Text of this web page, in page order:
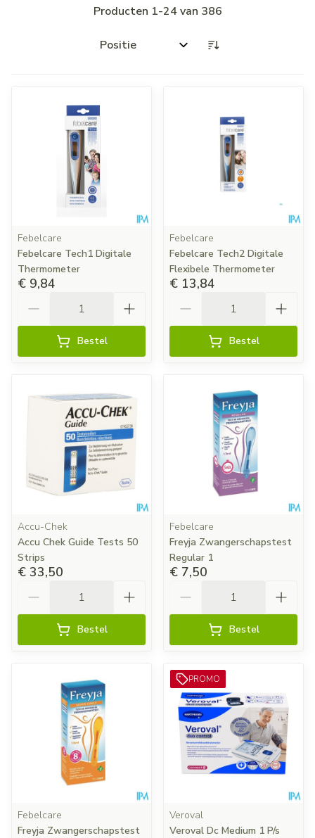
Producten 1-24van 386
Sorteer op:
Febelcare
Febelcare Tech1 Digitale
Thermometer
€ 9,84
Bestel
Febelcare
Febelcare Tech2 Digitale
Flexibele Thermometer
€ 13,84
Bestel
Accu-Chek
Accu Chek Guide Tests 50
Strips
€ 33,50
Bestel
Febelcare
Freyja Zwangerschapstest
Regular 1
€ 7,50
Bestel
Febelcare
Freyja Zwangerschapstest
PROMO
Veroval
Veroval Dc Medium 1 P/s